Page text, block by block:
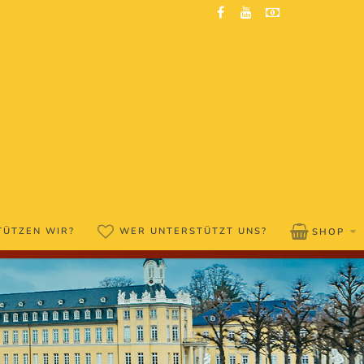
WIR? WER UNTERSTÜTZT UNS? SHOP